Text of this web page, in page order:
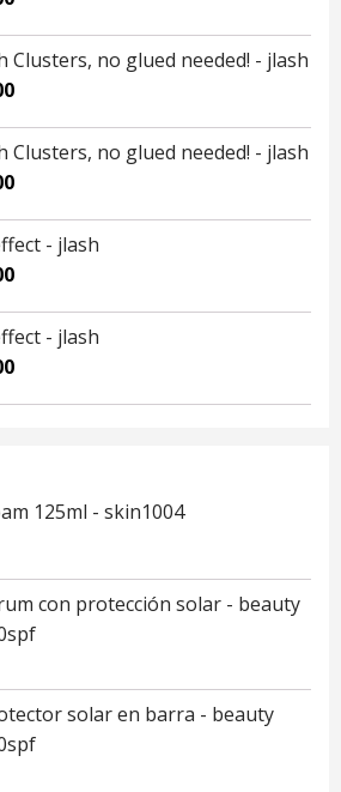
is:
Q55.00.
Clusters, no glued needed! - jlash
Current
is:
Q55.00.
Clusters, no glued needed! - jlash
Current
is:
Q55.00.
- jlash
Current
is:
Q25.00.
- jlash
Current
125ml - skin1004
con protección solar - beauty
solar en barra - beauty